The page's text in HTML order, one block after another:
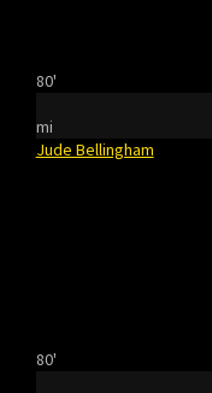
80'
mi
Jude Bellingham
80'